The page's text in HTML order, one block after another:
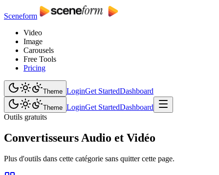
Sceneform
Video
Image
Carousels
Free Tools
Pricing
Theme LoginGet StartedDashboard
Theme LoginGet StartedDashboard
Outils gratuits
Convertisseurs Audio et Vidéo
Plus d'outils dans cette catégorie sans quitter cette page.